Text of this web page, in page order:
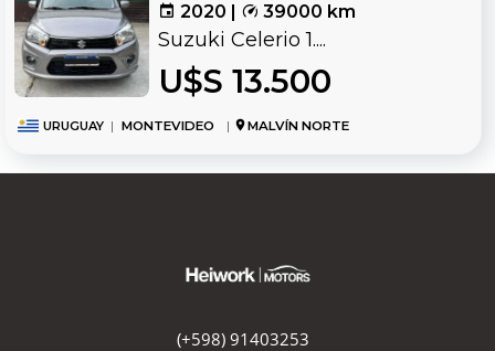
2020 | 39000 km
Suzuki Celerio 1....
U$S 13.500
URUGUAY | MONTEVIDEO | MALVÍN NORTE
(+598) 91403253